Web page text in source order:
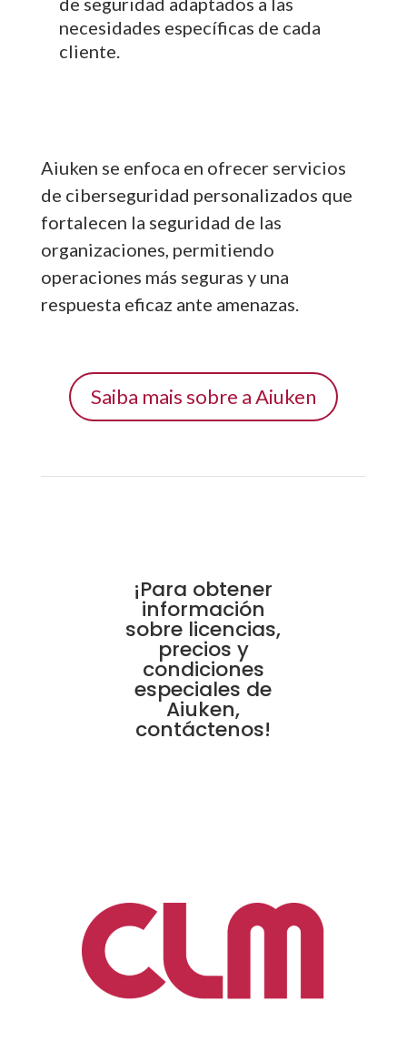
necesidades específicas de cada
cliente.
Aiuken se enfoca en ofrecer servicios
de ciberseguridad personalizados que
fortalecen la seguridad de las
organizaciones, permitiendo
operaciones más seguras y una
respuesta eficaz ante amenazas.
Saiba mais sobre a Aiuken
¡Para obtener
información
sobre licencias,
precios y
condiciones
especiales de
Aiuken,
contáctenos!